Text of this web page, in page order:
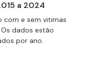
a 2024
com e sem vitimas
dados estão
por ano.